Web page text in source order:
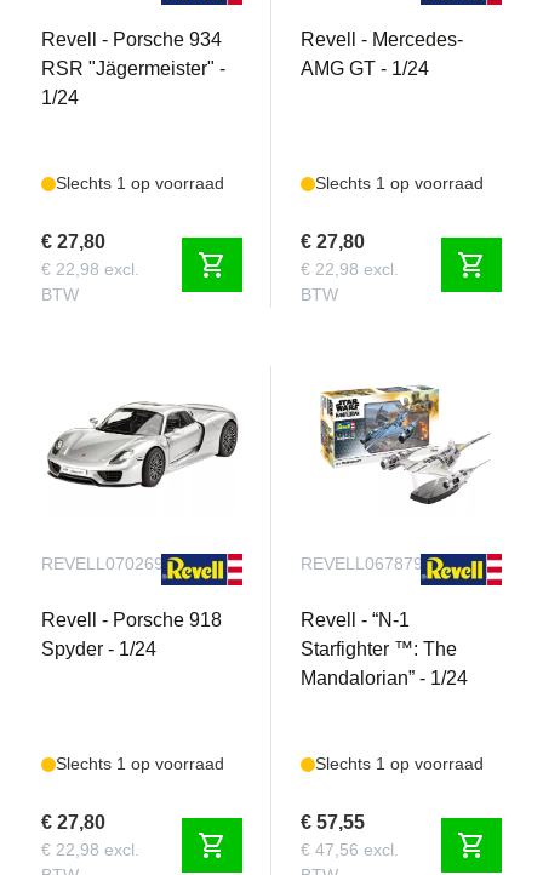
Revell - Porsche 934
RSR "Jägermeister" -
1/24
Slechts 1 op voorraad
€ 27,80
€ 22,98 excl.
BTW
shopping_cart
Revell - Mercedes-
AMG GT - 1/24
Slechts 1 op voorraad
€ 27,80
€ 22,98 excl.
BTW
shopping_cart
REVELL070269090
Revell - Porsche 918
Spyder - 1/24
Slechts 1 op voorraad
€ 27,80
€ 22,98 excl.
shopping_cart
REVELL067879090
Revell - “N-1
Starfighter ™: The
Mandalorian” - 1/24
Slechts 1 op voorraad
€ 57,55
€ 47,56 excl.
shopping_cart